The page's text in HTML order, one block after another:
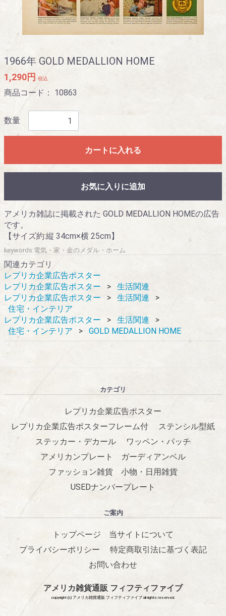
1966年 GOLD MEDALLION HOME
1,290円 税込
商品コード： 10863
数量
カートに入れる
お気に入りに追加
アメリカ雑誌に掲載された GOLD MEDALLION HOMEの広告
です。
【サイズ約:縦 34cm×横 25cm】
keywords:電気・家・金のメダル・ホーム
関連カテゴリ
レプリカ企業広告ポスター
レプリカ企業広告ポスター
生活関連
レプリカ企業広告ポスター
生活関連
住宅・インテリア
レプリカ企業広告ポスター
生活関連
住宅・インテリア
GOLD MEDALLION HOME
カテゴリ
レプリカ企業広告ポスター
レプリカ企業広告ポスターフレーム付
ステンシル型紙
ステッカー・デカール
ワッペン・パッチ
アメリカンプレート
ガーディアンベル
ファッション雑貨
小物・日用雑貨
USEDナンバープレート
ご案内
トップページ
当サイトについて
プライバシーポリシー
特定商取引法に基づく表記
お問い合わせ
アメリカ雑貨通販 フィフティファイブ
copyright (c) アメリカ雑貨通販 フィフティファイブ all rights reserved.